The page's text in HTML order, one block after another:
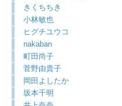
きくちちき
小林敏也
ヒグチユウコ
nakaban
町田尚子
菅野由貴子
岡田よしたか
坂本千明